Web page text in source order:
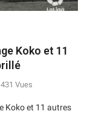
Koko et 11
431 Vues
Koko et 11 autres